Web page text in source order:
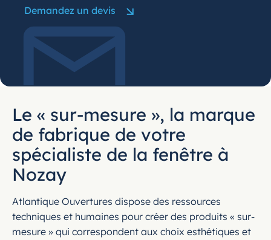
Demandez un devis
Le « sur-mesure », la marque
de fabrique de votre
spécialiste de la fenêtre à
Nozay
Atlantique Ouvertures dispose des ressources
techniques et humaines pour créer des produits « sur-
mesure » qui correspondent aux choix esthétiques et